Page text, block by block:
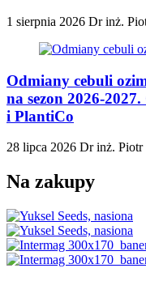
1 sierpnia 2026 Dr inż.
Odmiany cebuli
na sezon 2026-
i PlantiCo
28 lipca 2026 Dr inż.
Na zakupy